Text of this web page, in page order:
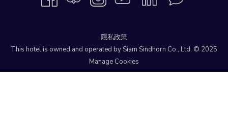
隱私政策
This hotel is owned and operated by Siam Sindhorn Co., Ltd. © 2025
Manage Cookies